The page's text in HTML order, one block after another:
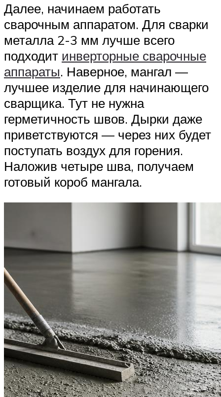
Далее, начинаем работать
сварочным аппаратом. Для сварки
металла 2-3 мм лучше всего
подходит инверторные сварочные
аппараты. Наверное, мангал —
лучшее изделие для начинающего
сварщика. Тут не нужна
герметичность швов. Дырки даже
приветствуются — через них будет
поступать воздух для горения.
Наложив четыре шва, получаем
готовый короб мангала.